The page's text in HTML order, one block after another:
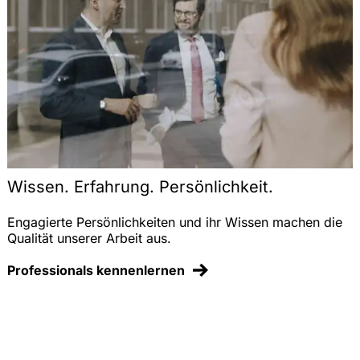
Anmerkung zum Urteil des EuGH, EuZW 2004,
530 (Parallelimport von Arzneimitteln im Lichte
des freien Warenverkehrs), EuZW 2004, 531-533
Vergabefremde Zwecke im öffentlichen
Auftragswesen: Zulässigkeit nach Europäischem
Gemeinschaftsrecht, EuZW 2004, 492-496
Anmerkung zum Urteil des EuGH, EWS 2004, 232
(unmittelbare Wirkung von EG-Richtlinien im
Dreiecksverhältnis), EWS 2004, 236-238
(zusammen mit Dr. T. Fetzer)
Die Auswirkungen des Emissionshandels auf den
Schienenverkehr und die Erzeugung von
Bahnstrom, Energiewirtschaftliche Tagesfragen
2004, 184-188 (zusammen mit Prof. Dr. H.-W.
Arndt und T. Jung)
Wissen. Erfahrung. Persönlichkeit.
Engagierte Persönlichkeiten und ihr Wissen machen die
Qualität unserer Arbeit aus.
Professionals kennenlernen